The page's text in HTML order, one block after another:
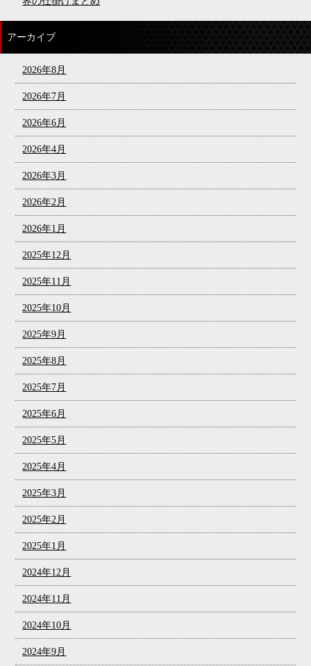
アーカイブ
2026年8月
2026年7月
2026年6月
2026年4月
2026年3月
2026年2月
2026年1月
2025年12月
2025年11月
2025年10月
2025年9月
2025年8月
2025年7月
2025年6月
2025年5月
2025年4月
2025年3月
2025年2月
2025年1月
2024年12月
2024年11月
2024年10月
2024年9月